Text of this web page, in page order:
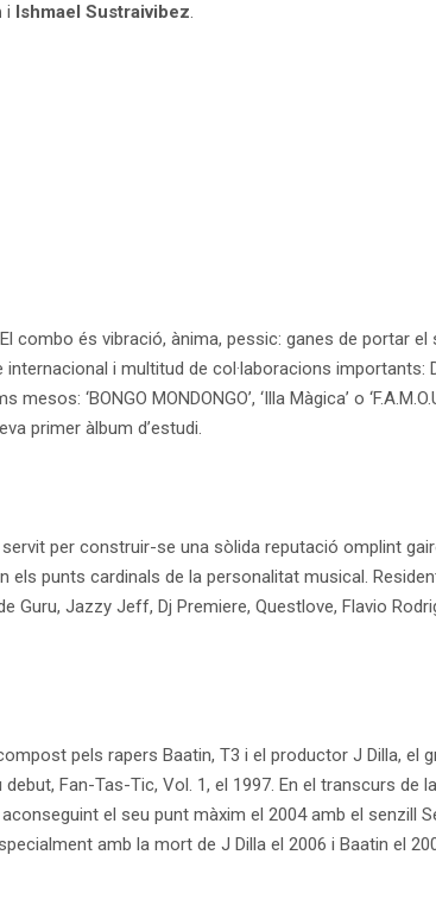
i Ishmael Sustraivibez.
combo és vibració, ànima, pessic: ganes de portar
i multitud de col·laboracions importants:
‘BONGO MONDONGO’, ‘Illa Màgica’ o
primer àlbum d’estudi.
per construir-se una sòlida reputació omplint
punts cardinals de la personalitat musical.
Guru, Jazzy Jeff, Dj Premiere, Questlove, Flavio
pels rapers Baatin, T3 i el productor J Dilla, el
Fan-Tas-Tic, Vol. 1, el 1997. En el transcurs de
el seu punt màxim el 2004 amb el senzill
amb la mort de J Dilla el 2006 i Baatin el